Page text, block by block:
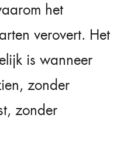
het
verovert. Het
is wanneer
zonder
zonder